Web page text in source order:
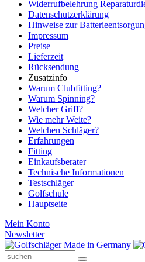
Widerrufbelehrung
Datenschutzerklärung
Hinweise zur
Impressum
Preise
Lieferzeit
Rücksendung
Zusatzinfo
Warum Clubfitting?
Warum Spinning?
Welcher Griff?
Wie mehr Weite?
Welchen Schläger?
Erfahrungen
Fitting
Einkaufsberater
Technische Informationen
Testschläger
Golfschule
Hauptseite
Mein Konto
Newsletter